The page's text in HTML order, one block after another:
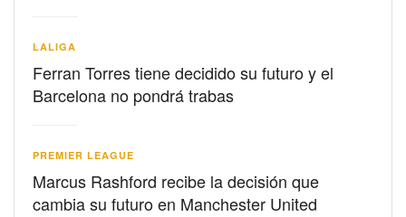
LALIGA
Ferran Torres tiene decidido su futuro y el
Barcelona no pondrá trabas
PREMIER LEAGUE
Marcus Rashford recibe la decisión que
cambia su futuro en Manchester United